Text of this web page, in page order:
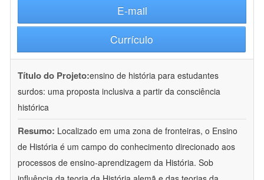
E-mail
Currículo
Título do Projeto:ensino de história para estudantes
surdos: uma proposta inclusiva a partir da consciência
histórica
Resumo: Localizado em uma zona de fronteiras, o Ensino
de História é um campo do conhecimento direcionado aos
processos de ensino-aprendizagem da História. Sob